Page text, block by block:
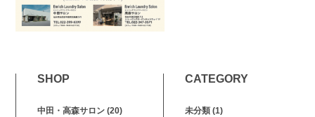
SHOP
中田・高森サロン (20)
CATEGORY
未分類 (1)